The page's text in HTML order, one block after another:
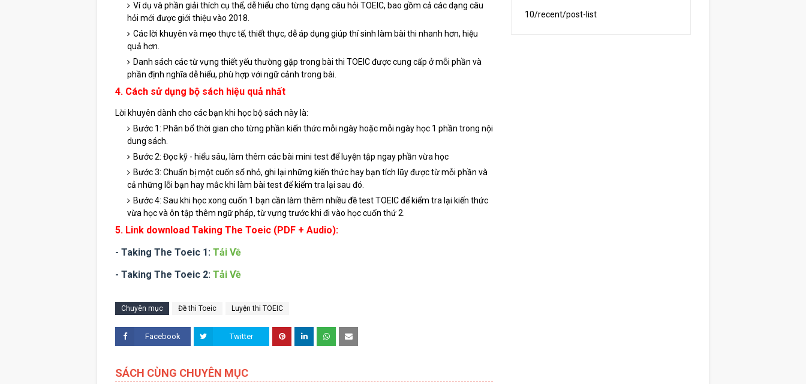
Ví dụ và phần giải thích cụ thể, dễ hiểu cho từng dạng câu hỏi TOEIC, bao gồm cả các dạng câu
hỏi mới được giới thiệu vào 2018.
Các lời khuyên và mẹo thực tế, thiết thực, dễ áp dụng giúp thí sinh làm bài thi nhanh hơn, hiệu
quả hơn.
Danh sách các từ vựng thiết yếu thường gặp trong bài thi TOEIC được cung cấp ở mỗi phần và
phần định nghĩa dễ hiểu, phù hợp với ngữ cảnh trong bài.
4. Cách sử dụng bộ sách hiệu quả nhất
Lời khuyên dành cho các bạn khi học bộ sách này là:
Bước 1: Phân bổ thời gian cho từng phần kiến thức mỗi ngày hoặc mỗi ngày học 1 phần trong nội
dung sách.
Bước 2: Đọc kỹ - hiểu sâu, làm thêm các bài mini test để luyện tập ngay phần vừa học
Bước 3: Chuẩn bị một cuốn sổ nhỏ, ghi lại những kiến thức hay bạn tích lũy được từ mỗi phần và
cả những lỗi bạn hay mắc khi làm bài test để kiểm tra lại sau đó.
Bước 4: Sau khi học xong cuốn 1 bạn cần làm thêm nhiều đề test TOEIC để kiểm tra lại kiến thức
vừa học và ôn tập thêm ngữ pháp, từ vựng trước khi đi vào học cuốn thứ 2.
5. Link download Taking The Toeic (PDF + Audio):
- Taking The Toeic 1: Tải Về
- Taking The Toeic 2: Tải Về
Chuyên mục Đề thi Toeic Luyện thi TOEIC
Facebook Twitter
SÁCH CÙNG CHUYÊN MỤC
10/recent/post-list